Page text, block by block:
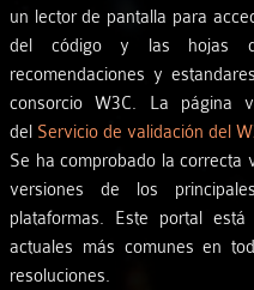
un lector de pantalla para
del código y las hojas
recomendaciones y
consorcio W3C. La página
del Servicio de validación del
Se ha comprobado la correcta
versiones de los
plataformas. Este portal
actuales más comunes en
resoluciones.